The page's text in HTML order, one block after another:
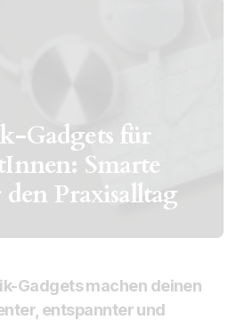
Gadgets für
Smarte
Praxisalltag
Gadgets machen deinen
entspannter und